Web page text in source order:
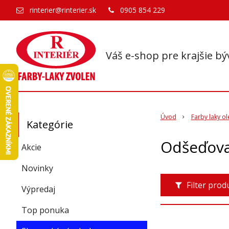
Váš e-shop pre krajšie
rinterier@rinterier.sk 0905 854 229
Úvod Farby laky
Filter
Kategórie
Akcie
Novinky
Výpredaj
Top ponuka